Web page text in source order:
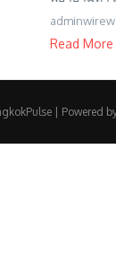
Read More
| Powered